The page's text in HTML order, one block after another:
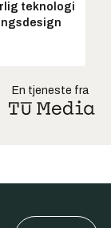
teknologi
En tjeneste fra